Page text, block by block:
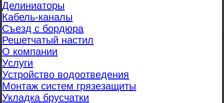
Делиниаторы
Кабель-каналы
Съезд с бордюра
Решетчатый настил
О компании
Услуги
Устройство водоотведения
Монтаж систем грязезащиты
Укладка брусчатки